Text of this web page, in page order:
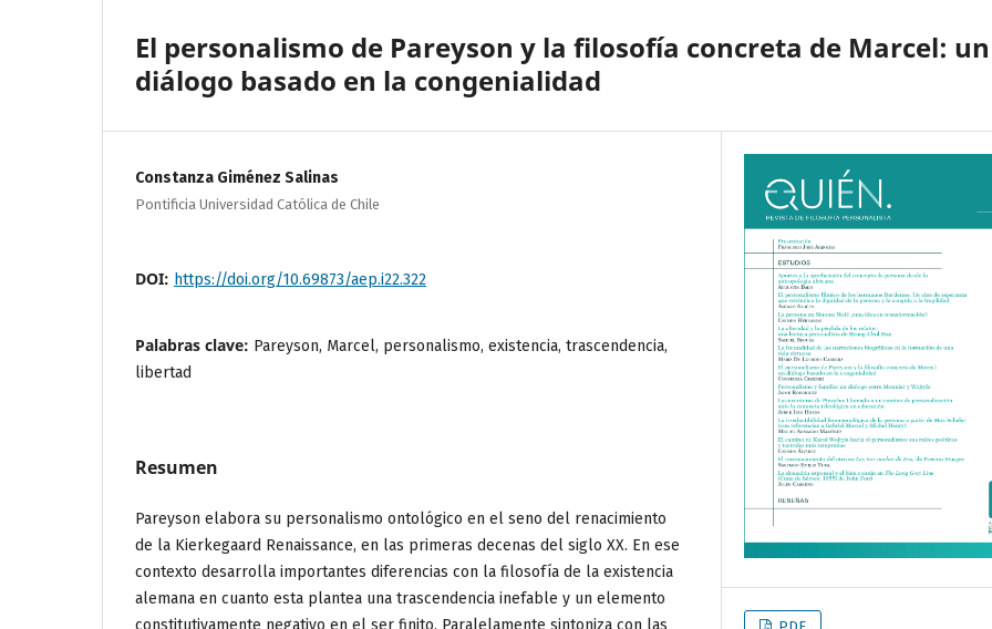
El personalismo de Pareyson y la filosofía concreta de Marcel: un
diálogo basado en la congenialidad
Constanza Giménez Salinas
Pontificia Universidad Católica de Chile
DOI: https://doi.org/10.69873/aep.i22.322
Palabras clave: Pareyson, Marcel, personalismo, existencia, trascendencia,
libertad
Resumen
Pareyson elabora su personalismo ontológico en el seno del renacimiento
de la Kierkegaard Renaissance, en las primeras decenas del siglo XX. En ese
contexto desarrolla importantes diferencias con la filosofía de la existencia
alemana en cuanto esta plantea una trascendencia inefable y un elemento
constitutivamente negativo en el ser finito. Paralelamente sintoniza con las